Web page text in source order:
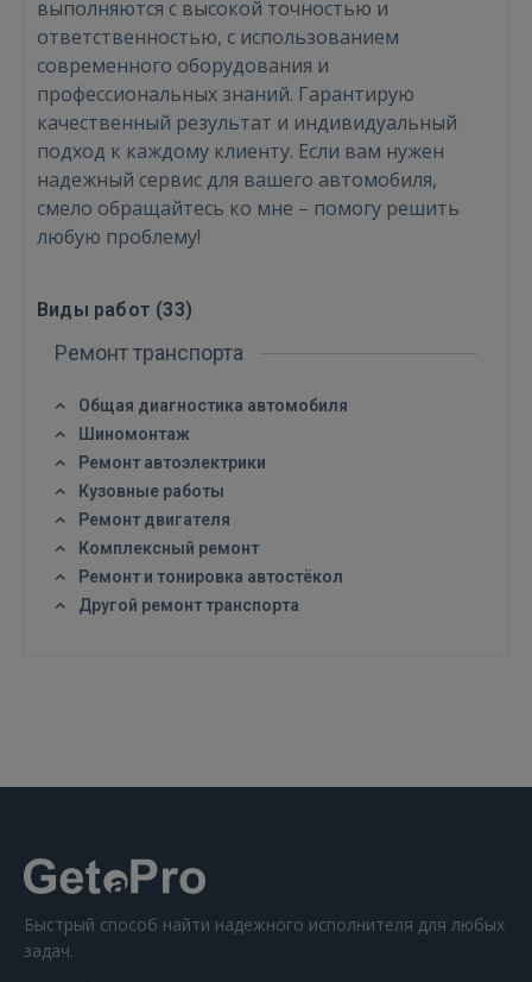
Войти
ВОЙТИ
Забыли пароль?
GOOGLE
РЕГИСТРАЦИЯ
выполняются с высокой точностью и
ответственностью, с использованием
современного оборудования и
профессиональных знаний. Гарантирую
качественный результат и индивидуальный
подход к каждому клиенту. Если вам нужен
надежный сервис для вашего автомобиля,
смело обращайтесь ко мне – помогу решить
любую проблему!
Виды работ (33)
Ремонт транспорта
Общая диагностика автомобиля
Шиномонтаж
Ремонт автоэлектрики
Кузовные работы
Ремонт двигателя
Комплексный ремонт
Ремонт и тонировка автостёкол
Другой ремонт транспорта
Быстрый способ найти надежного исполнителя для любых
задач.